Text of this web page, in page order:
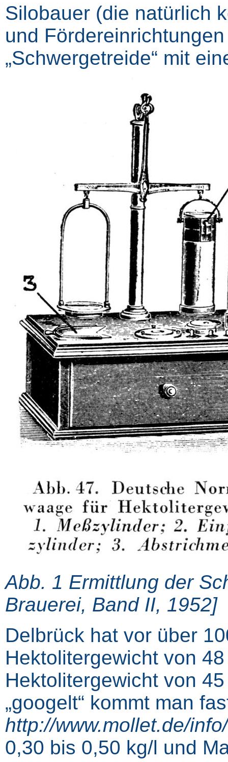
Silobauer (die natürlich
und
„Schwergetreide“ mit
Abb. 1 Ermittlung der
Brauerei, Band II, 1952]
Delbrück hat vor über
Hektolitergewicht von
Hektolitergewicht von
„googelt“ kommt man
http://www.mollet.de/
0,30 bis 0,50 kg/l und